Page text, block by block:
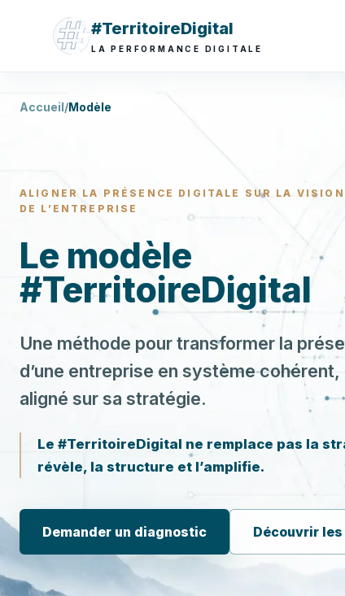
#TerritoireDigital
LA PERFORMANCE DIGITALE
Accueil/Modèle
ALIGNER LA PRÉSENCE DIGITALE SUR LA
DE L’ENTREPRISE
Le modèle
#TerritoireDigital
Une méthode pour transformer la
d’une entreprise en système
aligné sur sa stratégie.
Le #TerritoireDigital ne remplace pas la
révèle, la structure et l’amplifie.
Demander un diagnostic Découvrir